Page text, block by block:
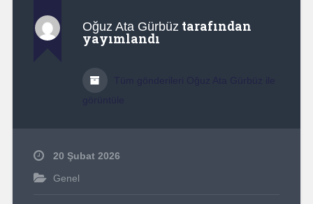
Oğuz Ata Gürbüz tarafından
yayımlandı
20 Şubat 2026
Genel